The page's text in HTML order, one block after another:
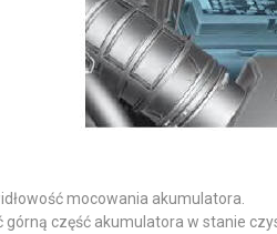
mocowania akumulatora.
część akumulatora w stanie